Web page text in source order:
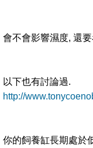
會不會影響濕度, 還
以下也有討論過.
http://
你的飼養缸長期處於